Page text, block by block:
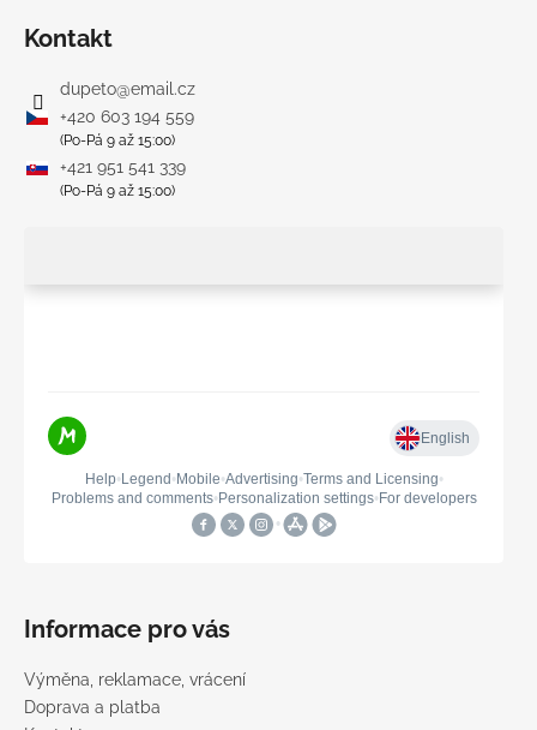
Kontakt
dupeto@email.cz
+420 603 194 559
(Po-Pá 9 až 15:00)
+421 951 541 339
(Po-Pá 9 až 15:00)
Informace pro vás
Výměna, reklamace, vrácení
Doprava a platba